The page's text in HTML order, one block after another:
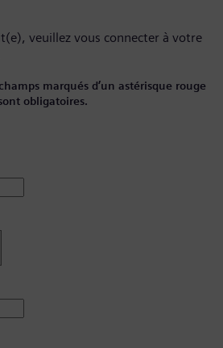
veuillez vous connecter à votre
marqués d’un astérisque rouge
obligatoires.